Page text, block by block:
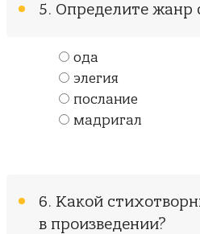
5. Определите жанр
ода
элегия
послание
мадригал
6. Какой
в произведении?